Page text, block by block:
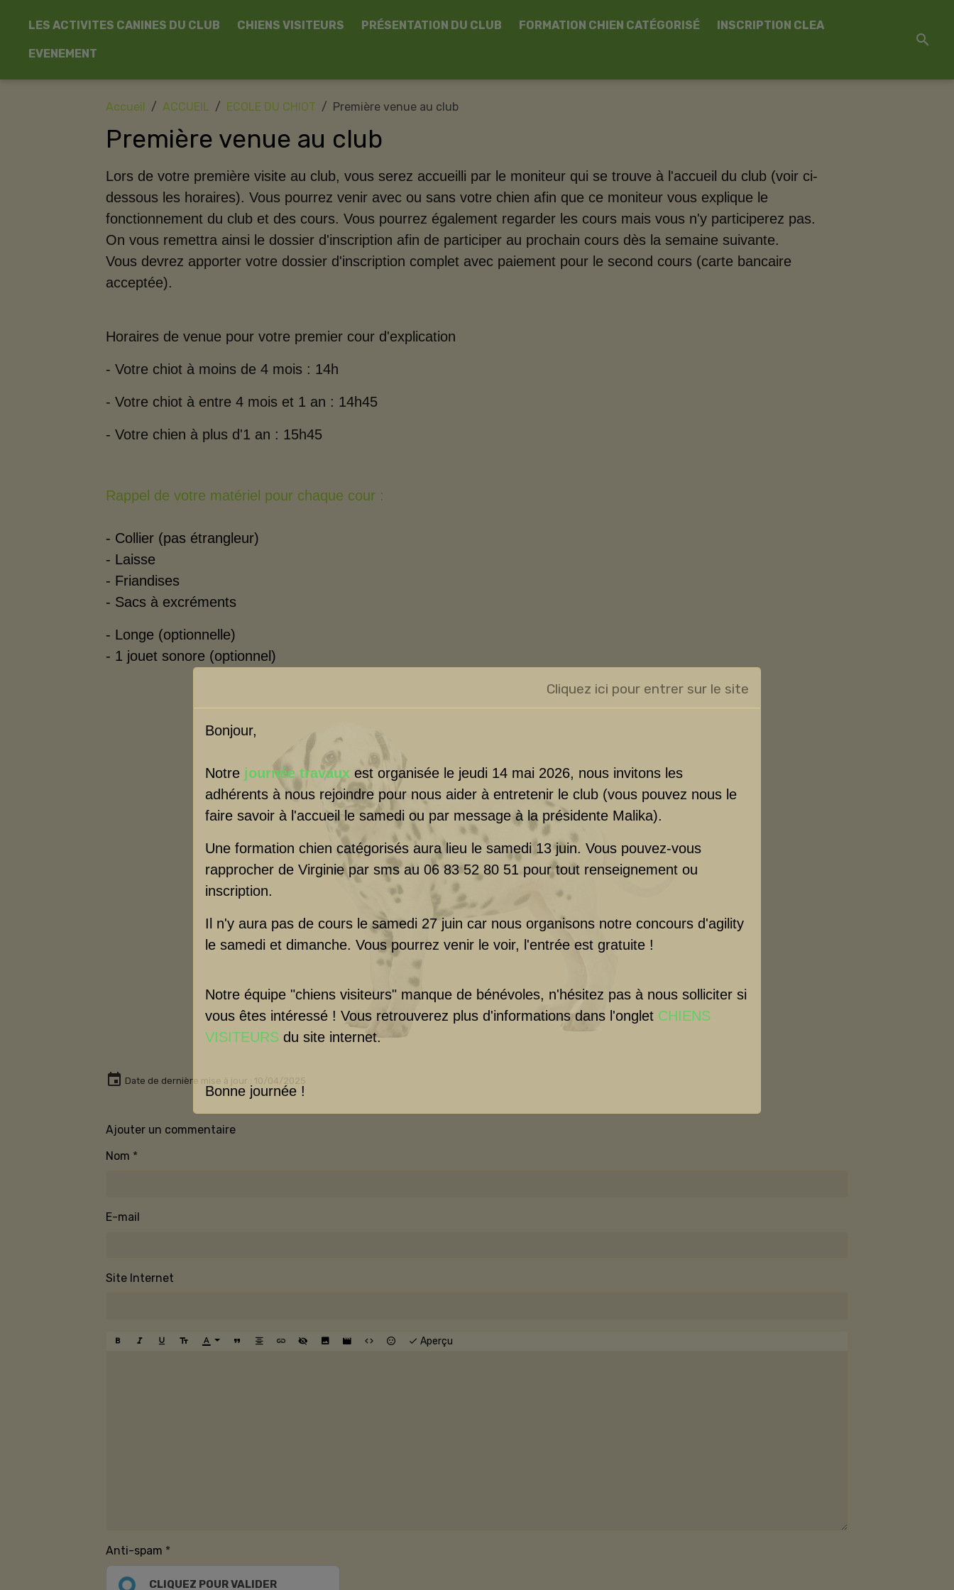
LES ACTIVITES CANINES DU CLUB CHIENS VISITEURS PRÉSENTATION DU CLUB FORMATION CHIEN CATÉGORISÉ INSCRIPTION CLEA
EVENEMENT
Accueil ACCUEIL ECOLE DU CHIOT Première venue au club
Première venue au club
Lors de votre première visite au club, vous serez accueilli par le moniteur qui se trouve à l'accueil du club (voir ci-
dessous les horaires). Vous pourrez venir avec ou sans votre chien afin que ce moniteur vous explique le
fonctionnement du club et des cours. Vous pourrez également regarder les cours mais vous n'y participerez pas.
On vous remettra ainsi le dossier d'inscription afin de participer au prochain cours dès la semaine suivante.
Vous devrez apporter votre dossier d'inscription complet avec paiement pour le second cours (carte bancaire
acceptée).
Horaires de venue pour votre premier cour d'explication
- Votre chiot à moins de 4 mois : 14h
- Votre chiot à entre 4 mois et 1 an : 14h45
- Votre chien à plus d'1 an : 15h45
Rappel de votre matériel pour chaque cour :
- Collier (pas étrangleur)
- Laisse
- Friandises
- Sacs à excréments
- Longe (optionnelle)
- 1 jouet sonore (optionnel)
Date de dernière mise à jour : 10/04/2025
Ajouter un commentaire
Nom
E-mail
Site Internet
Aperçu
Anti-spam
CLIQUEZ POUR VALIDER
Cliquez ici pour entrer sur le site
Bonjour,
Notre journée travaux est organisée le jeudi 14 mai 2026, nous invitons les
adhérents à nous rejoindre pour nous aider à entretenir le club (vous pouvez nous le
faire savoir à l'accueil le samedi ou par message à la présidente Malika).
Une formation chien catégorisés aura lieu le samedi 13 juin. Vous pouvez-vous
rapprocher de Virginie par sms au 06 83 52 80 51 pour tout renseignement ou
inscription.
Il n'y aura pas de cours le samedi 27 juin car nous organisons notre concours d'agility
le samedi et dimanche. Vous pourrez venir le voir, l'entrée est gratuite !
Notre équipe "chiens visiteurs" manque de bénévoles, n'hésitez pas à nous solliciter si
vous êtes intéressé ! Vous retrouverez plus d'informations dans l'onglet CHIENS
VISITEURS du site internet.
Bonne journée !